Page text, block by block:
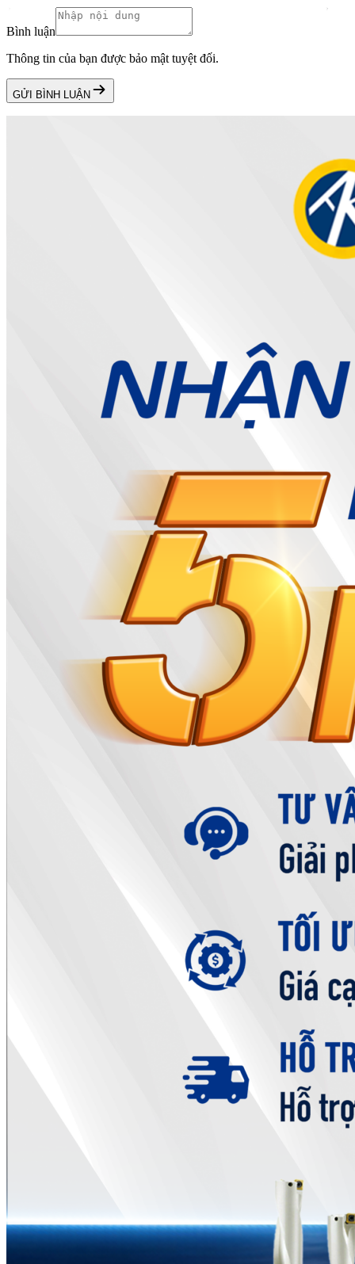
Bình luận
Thông tin của bạn được bảo mật tuyệt đối.
GỬI BÌNH LUẬN